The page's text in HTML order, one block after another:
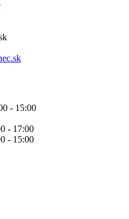
- 15:00
- 17:00
- 15:00